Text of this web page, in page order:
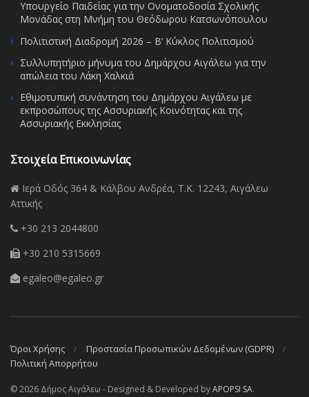
Υπουργείο Παιδείας για την Ονοματοδοσία Σχολικής
Μονάδας στη Μνήμη του Θεόδωρου Κατσωνόπουλου
Πολιτιστική Διαδρομή 2026 – Β’ Κύκλος Πολιτισμού
Συλλυπητήριο μήνυμα του Δημάρχου Αιγάλεω για την
απώλεια του Λάκη Χαλκιά
Εθιμοτυπική συνάντηση του Δημάρχου Αιγάλεω με
εκπροσώπους της Ασσυριακής Κοινότητας και της
Ασσυριακής Εκκλησίας
Στοιχεία Επικοινωνίας
Ιερά Οδός 364 & Κάλβου Ανδρέα, Τ.Κ. 12243, Αιγάλεω
Αττικής
+30 213 2044800
+30 210 5315669
egaleo@egaleo.gr
Όροι Χρήσης
Προστασία Προσωπικών Δεδομένων (GDPR)
Πολιτική Απορρήτου
© 2026 Δήμος Αιγάλεω - Designed & Developed byAPOPSI SA.